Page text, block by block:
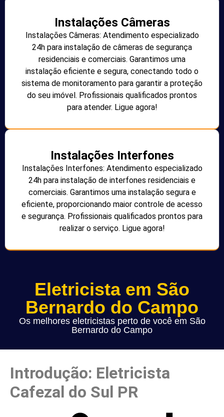
Instalações Câmeras
Instalações Câmeras: Atendimento especializado
24h para instalação de câmeras de segurança
residenciais e comerciais. Garantimos uma
instalação eficiente e segura, conectando todo o
sistema de monitoramento para garantir a proteção
do seu imóvel. Profissionais qualificados prontos
para atender. Ligue agora!
Instalações Interfones
Instalações Interfones: Atendimento especializado
24h para instalação de interfones residenciais e
comerciais. Garantimos uma instalação segura e
eficiente, proporcionando maior controle de acesso
e segurança. Profissionais qualificados prontos para
realizar o serviço. Ligue agora!
Eletricista em São
Bernardo do Campo
Os melhores eletricistas perto de você em São
Bernardo do Campo
Introdução: Eletricista
Cafezal do Sul PR